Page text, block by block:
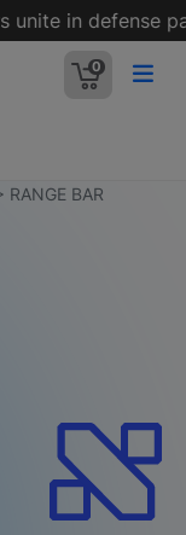
in defense
0
RANGE BAR